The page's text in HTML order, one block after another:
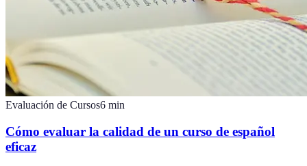
Evaluación de Cursos6 min
Cómo evaluar la calidad de un curso de español
eficaz